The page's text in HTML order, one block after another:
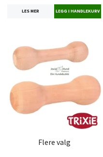
LES MER
Flere valg